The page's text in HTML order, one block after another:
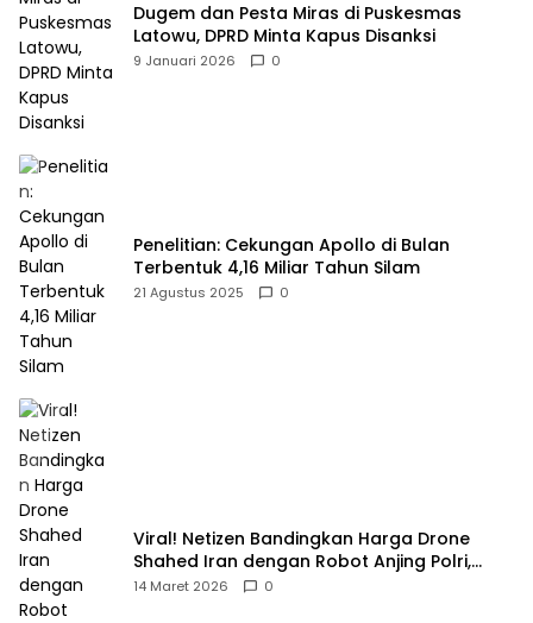
Dugem dan Pesta Miras di Puskesmas
Latowu, DPRD Minta Kapus Disanksi
9 Januari 2026 0
Penelitian: Cekungan Apollo di Bulan
Terbentuk 4,16 Miliar Tahun Silam
21 Agustus 2025 0
Viral! Netizen Bandingkan Harga Drone
Shahed Iran dengan Robot Anjing Polri,
Selisihnya Capai 5 Kali Lipat
14 Maret 2026 0